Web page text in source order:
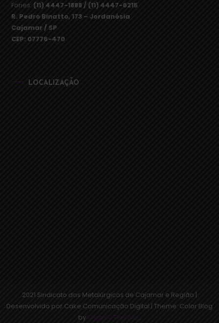
Fones: (11) 4447-1888 / (11) 4447-6215
R. Pedro Binatto, 173 – Jordanésia
Cajamar / SP
CEP: 07776-470
LOCALIZAÇÃO
2021 Sindicato dos Metalúrgicos de Cajamar e Região |
Desenvolvido por Cake Comunicação Digital | Theme: Color Blog
by Mystery Themes.